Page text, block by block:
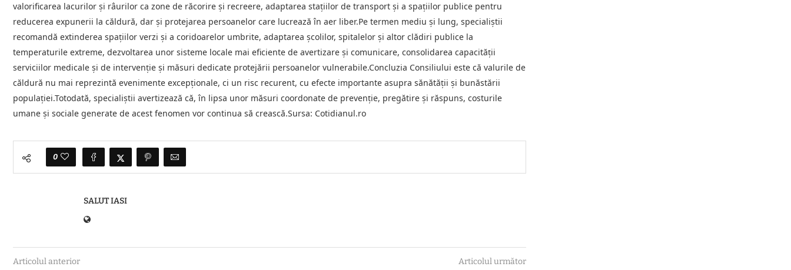
valorificarea lacurilor și râurilor ca zone de răcorire și recreere, adaptarea stațiilor de transport și a spațiilor publice pentru
reducerea expunerii la căldură, dar și protejarea persoanelor care lucrează în aer liber.Pe termen mediu și lung, specialiștii
recomandă extinderea spațiilor verzi și a coridoarelor umbrite, adaptarea școlilor, spitalelor și altor clădiri publice la
temperaturile extreme, dezvoltarea unor sisteme locale mai eficiente de avertizare și comunicare, consolidarea capacității
serviciilor medicale și de intervenție și măsuri dedicate protejării persoanelor vulnerabile.Concluzia Consiliului este că valurile de
căldură nu mai reprezintă evenimente excepționale, ci un risc recurent, cu efecte importante asupra sănătății și bunăstării
populației.Totodată, specialiștii avertizează că, în lipsa unor măsuri coordonate de prevenție, pregătire și răspuns, costurile
umane și sociale generate de acest fenomen vor continua să crească.Sursa: Cotidianul.ro
0
SALUT IASI
Articolul anterior
Articolul următor